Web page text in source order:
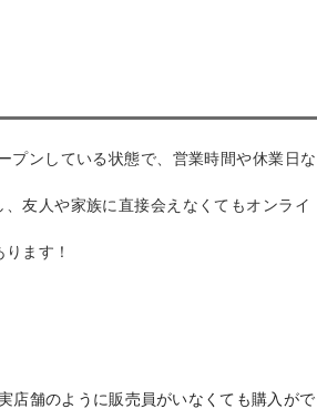
プンしている状態で、営業時間や休業日な
友人や家族に直接会えなくてもオンライ
ます！
店舗のように販売員がいなくても購入がで